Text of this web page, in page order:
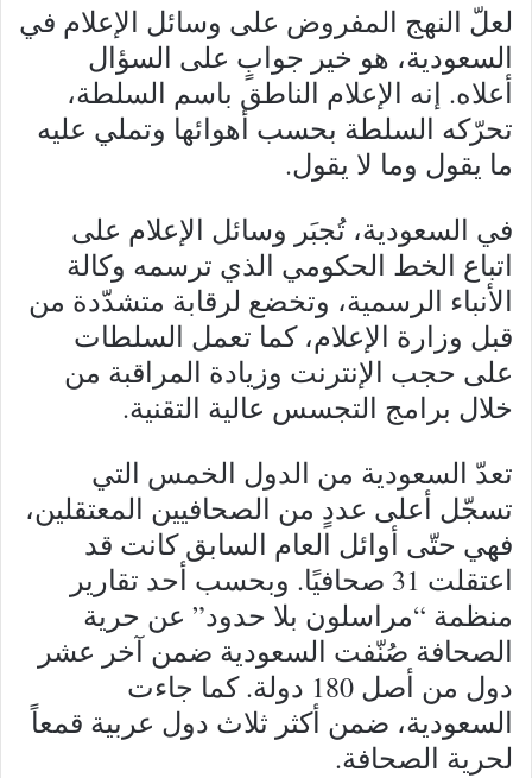
لعلّ النهج المفروض على وسائل الإعلام في
السعودية، هو خير جوابٍ على السؤال
أعلاه. إنه الإعلام الناطق باسم السلطة،
تحرّكه السلطة بحسب أهوائها وتملي عليه
ما يقول وما لا يقول.
في السعودية، تُجبَر وسائل الإعلام على
اتباع الخط الحكومي الذي ترسمه وكالة
الأنباء الرسمية، وتخضع لرقابة متشدّدة من
قبل وزارة الإعلام، كما تعمل السلطات
على حجب الإنترنت وزيادة المراقبة من
خلال برامج التجسس عالية التقنية.
تعدّ السعودية من الدول الخمس التي
تسجّل أعلى عددٍ من الصحافيين المعتقلين،
فهي حتّى أوائل العام السابق كانت قد
اعتقلت 31 صحافيًا. وبحسب أحد تقارير
منظمة “مراسلون بلا حدود” عن حرية
الصحافة صُنّفت السعودية ضمن آخر عشر
دول من أصل 180 دولة. كما جاءت
السعودية، ضمن أكثر ثلاث دول عربية قمعاً
لحرية الصحافة.